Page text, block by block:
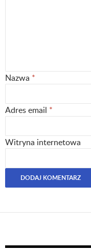
Nazwa *
Adres email *
Witryna internetowa